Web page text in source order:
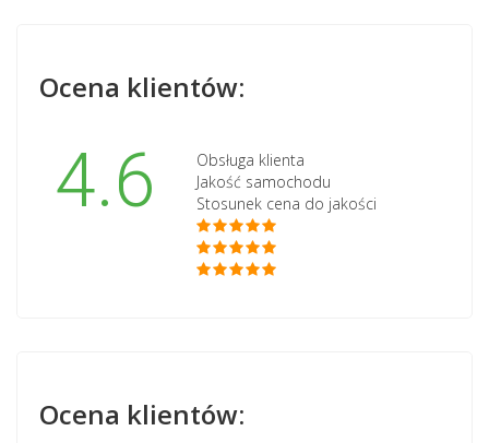
Ocena klientów:
4.6
Obsługa klienta
Jakość samochodu
Stosunek cena do jakości
Ocena klientów: